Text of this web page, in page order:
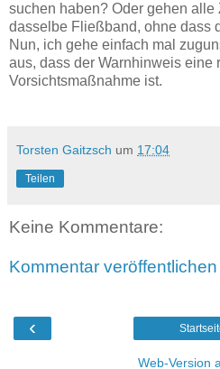
suchen haben? Oder gehen alle
dasselbe Fließband, ohne dass
Nun, ich gehe einfach mal
aus, dass der Warnhinweis eine
Vorsichtsmaßnahme ist.
Torsten Gaitzsch um 17:04
Teilen
Keine Kommentare:
Kommentar veröffentlichen
‹
Web-Version